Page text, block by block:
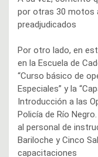
por otras 30 motos
preadjudicados
Por otro lado, en
en la Escuela de
“Curso básico de
Especiales” y la
Introducción a las
Policía de Río
al personal de
Bariloche y Cinco
capacitaciones